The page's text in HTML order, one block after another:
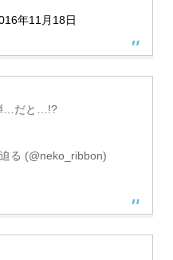
年11月18日
…だと…!?
る (@neko_ribbon)